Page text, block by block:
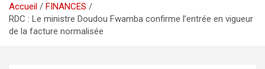
Accueil
FINANCES
RDC : Le ministre Doudou Fwamba confirme l’entrée en vigueur
de la facture normalisée